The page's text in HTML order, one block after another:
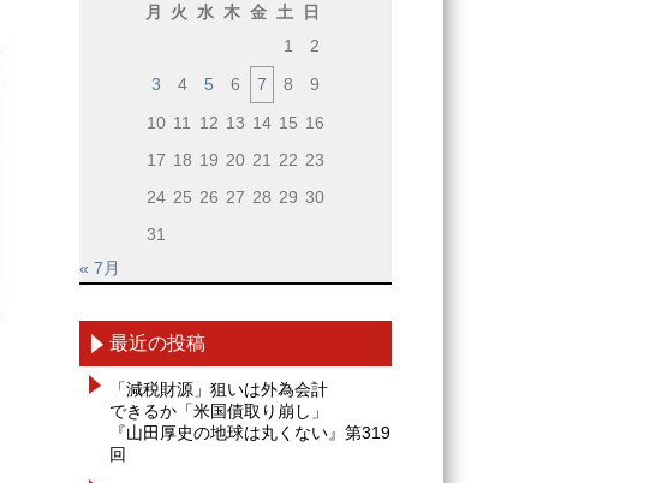
月
火 水 木 金 土
日
1
2
3
4 5 6 7 8
9
10 11 12 13 14 15 16
17 18 19 20 21 22 23
24 25 26 27 28 29 30
31
« 7月
最近の投稿
「減税財源」狙いは外為会計
できるか「米国債取り崩し」
『山田厚史の地球は丸くない』第319
回